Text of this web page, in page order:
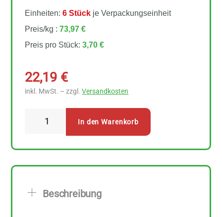
Einheiten:6 Stück je Verpackungseinheit
Preis/kg :73,97 €
Preis pro Stück:3,70 €
22,19 €
inkl. MwSt. – zzgl.Versandkosten
In den Warenkorb
Beschreibung